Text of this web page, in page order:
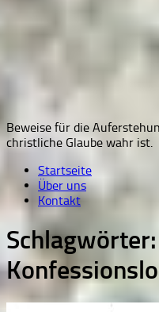
Beweise für die
christliche Glaube wahr ist.
Startseite
Über uns
Kontakt
Schlagwörter: